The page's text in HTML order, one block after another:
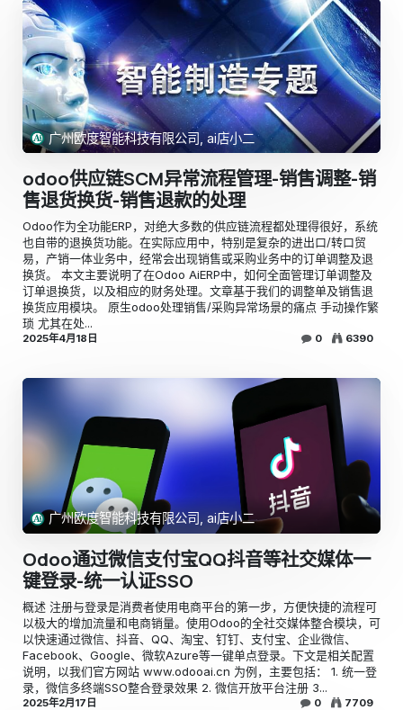
广州欧度智能科技有限公司, ai店小二
odoo供应链SCM异常流程管理-销售调整-销
售退货换货-销售退款的处理
​Odoo作为全功能ERP，对绝大多数的供应链流程都处理得很好，系统
也自带的退换货功能。在实际应用中，特别是复杂的进出口/转口贸
易，产销一体业务中，经常会出现销售或采购业务中的订单调整及退
换货。 ​本文主要说明了在Odoo AiERP中，如何全面管理订单调整及
订单退换货，以及相应的财务处理。文章基于我们的调整单及销售退
换货应用模块。 原生odoo处理销售/采购异常场景的痛点 手动操作繁
琐 尤其在处...
2025年4月18日 0 6390
广州欧度智能科技有限公司, ai店小二
Odoo通过微信支付宝QQ抖音等社交媒体一
键登录-统一认证SSO
概述 注册与登录是消费者使用电商平台的第一步，方便快捷的流程可
以极大的增加流量和电商销量。使用Odoo的全社交媒体整合模块，可
以快速通过微信、抖音、QQ、淘宝、钉钉、支付宝、企业微信、
Facebook、Google、微软Azure等一键单点登录。下文是相关配置
说明，以我们官方网站 www.odooai.cn 为例，主要包括： 1. 统一登
录，微信多终端SSO整合登录效果 2. 微信开放平台注册 3...
2025年2月17日 0 7709